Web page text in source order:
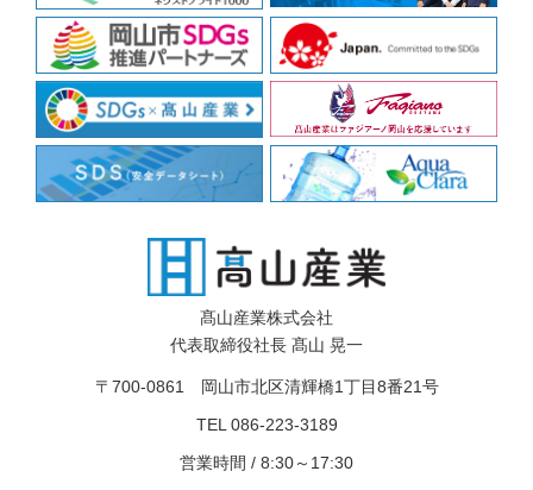
髙山産業株式会社
代表取締役社長 髙山 晃一
〒700-0861 岡山市北区清輝橋1丁目8番21号
TEL 086-223-3189
営業時間 / 8:30～17:30